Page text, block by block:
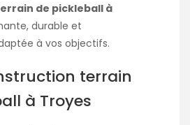
de pickleball à
durable et
à vos objectifs.
terrain
à Troyes